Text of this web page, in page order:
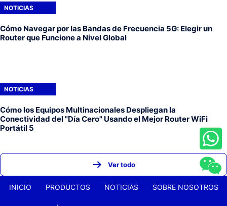
NOTICIAS
Cómo Navegar por las Bandas de Frecuencia 5G: Elegir un
Router que Funcione a Nivel Global
NOTICIAS
Cómo los Equipos Multinacionales Despliegan la
Conectividad del "Día Cero" Usando el Mejor Router WiFi
Portátil 5
Ver todo
INICIO PRODUCTOS NOTICIAS SOBRE NOSOTROS